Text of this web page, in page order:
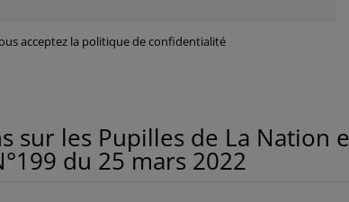
acceptez la politique de confidentialité
sur les Pupilles de La Nation
du 25 mars 2022